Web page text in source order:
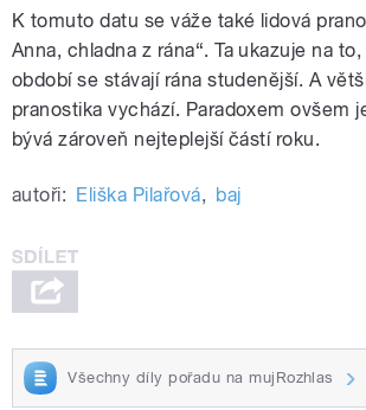
K tomuto datu se váže také lidová
Anna, chladna z rána“. Ta ukazuje na
období se stávají rána studenější. A
pranostika vychází. Paradoxem ovšem
bývá zároveň nejteplejší částí roku.
autoři: Eliška Pilařová, baj
Všechny díly pořadu na mujRozhlas